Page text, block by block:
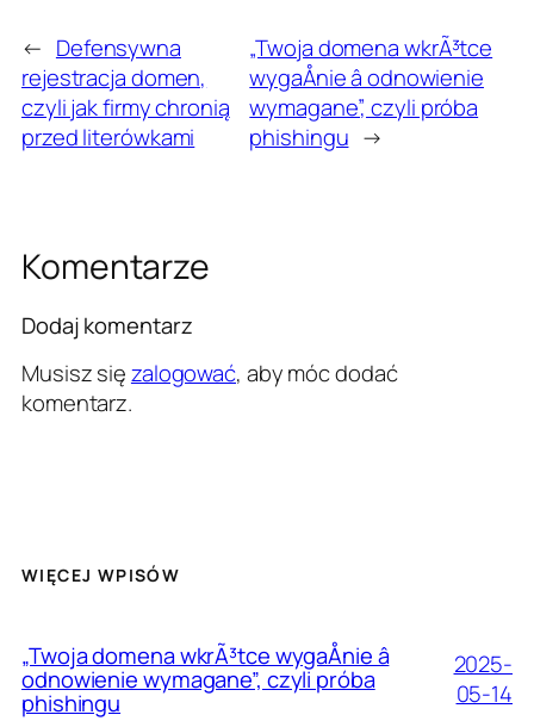
← Defensywna
rejestracja domen,
czyli jak firmy chronią
przed literówkami
„Twoja domena wkrÃ³tce
wygaÅnie â odnowienie
wymagane”, czyli próba
phishingu →
Komentarze
Dodaj komentarz
Musisz sięzalogować, aby móc dodać
komentarz.
WIĘCEJ WPISÓW
„Twoja domena wkrÃ³tce wygaÅnie â
odnowienie wymagane”, czyli próba
phishingu
2025-
05-14